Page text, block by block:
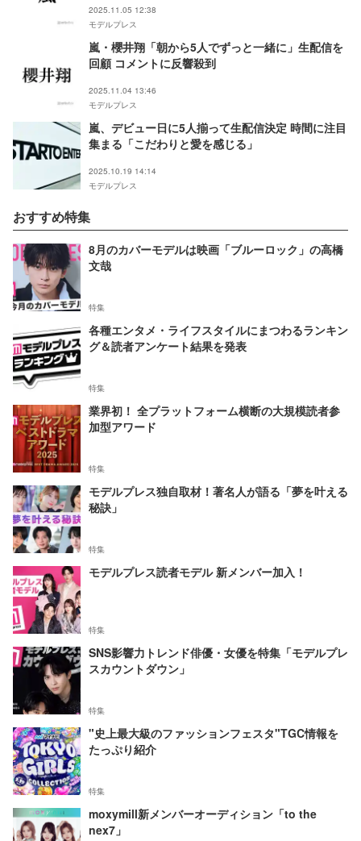
2025.11.05 12:38
モデルプレス
嵐・櫻井翔「朝から5人でずっと一緒に」生配信を
回顧 コメントに反響殺到
2025.11.04 13:46
モデルプレス
嵐、デビュー日に5人揃って生配信決定 時間に注目
集まる「こだわりと愛を感じる」
2025.10.19 14:14
モデルプレス
おすすめ特集
8月のカバーモデルは映画「ブルーロック」の高橋
文哉
特集
各種エンタメ・ライフスタイルにまつわるランキン
グ＆読者アンケート結果を発表
特集
業界初！ 全プラットフォーム横断の大規模読者参
加型アワード
特集
モデルプレス独自取材！著名人が語る「夢を叶える
秘訣」
特集
モデルプレス読者モデル 新メンバー加入！
特集
SNS影響力トレンド俳優・女優を特集「モデルプレ
スカウントダウン」
特集
"史上最大級のファッションフェスタ"TGC情報を
たっぷり紹介
特集
moxymill新メンバーオーディション「to the
nex7」